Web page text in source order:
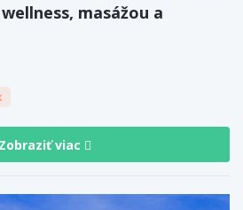
masážou a
Zobraziť viac